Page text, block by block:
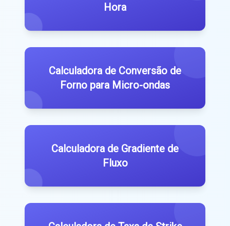
Hora
Calculadora de Conversão de
Forno para Micro-ondas
Calculadora de Gradiente de
Fluxo